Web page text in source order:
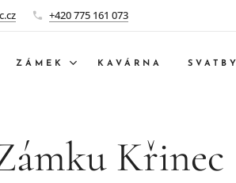
+420 775 161 073
ZÁMEK KAVÁRNA SVATBY
Křinec